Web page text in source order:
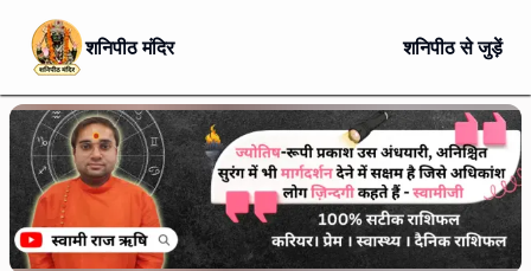
शनिपीठ मंदिर शनिपीठ से जुड़ें